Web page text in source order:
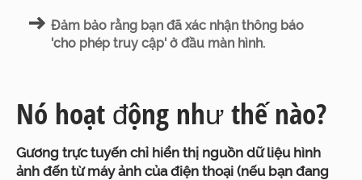
Đảm bảo rằng bạn đã xác nhận thông báo
'cho phép truy cập' ở đầu màn hình.
Nó hoạt động như thế nào?
Gương trực tuyến chỉ hiển thị nguồn dữ liệu hình
ảnh đến từ máy ảnh của điện thoại (nếu bạn đang